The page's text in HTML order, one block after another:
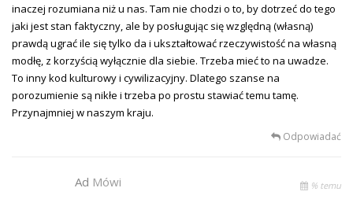
inaczej rozumiana niż u nas. Tam nie chodzi o to, by dotrzeć do tego
jaki jest stan faktyczny, ale by posługując się względną (własną)
prawdą ugrać ile się tylko da i ukształtować rzeczywistość na własną
modłę, z korzyścią wyłącznie dla siebie. Trzeba mieć to na uwadze.
To inny kod kulturowy i cywilizacyjny. Dlatego szanse na
porozumienie są nikłe i trzeba po prostu stawiać temu tamę.
Przynajmniej w naszym kraju.
Odpowiadać
Ad Mówi % temu